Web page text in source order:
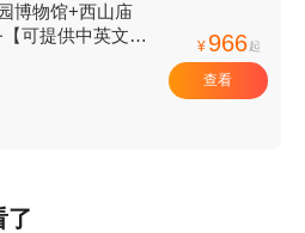
博物馆+西山庙
可提供中英文及
可选导游】
¥ 966起
查看
了